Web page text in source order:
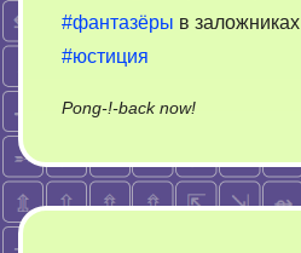
#фантазёры в заложниках
#юстиция
Pong-!-back now!on
ужастис.
Justiн